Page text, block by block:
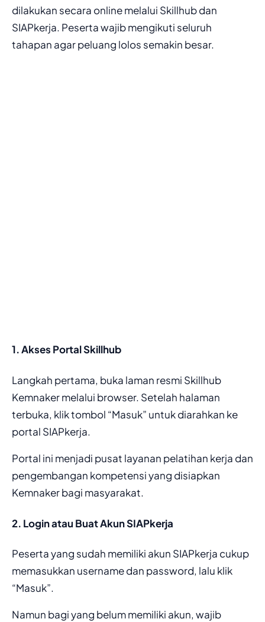
dilakukan secara online melalui Skillhub dan
SIAPkerja. Peserta wajib mengikuti seluruh
tahapan agar peluang lolos semakin besar.
1. Akses Portal Skillhub
Langkah pertama, buka laman resmi Skillhub
Kemnaker melalui browser. Setelah halaman
terbuka, klik tombol “Masuk” untuk diarahkan ke
portal SIAPkerja.
Portal ini menjadi pusat layanan pelatihan kerja dan
pengembangan kompetensi yang disiapkan
Kemnaker bagi masyarakat.
2. Login atau Buat Akun SIAPkerja
Peserta yang sudah memiliki akun SIAPkerja cukup
memasukkan username dan password, lalu klik
“Masuk”.
Namun bagi yang belum memiliki akun, wajib